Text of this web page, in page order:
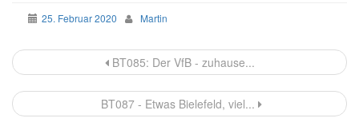
25. Februar 2020 Martin
Beitragsnavigation
BT085: Der VfB - zuhause...
BT087 - Etwas Bielefeld, viel...